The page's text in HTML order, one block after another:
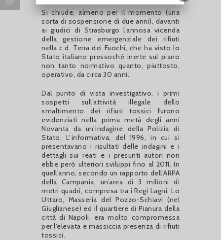
Si chiude, almeno per il momento (una
sorta di sospensione di due anni), davanti
ai giudici di Strasburgo l’annosa vicenda
della gestione emergenziale dei rifiuti
nella c.d. Terra dei Fuochi, che ha visto lo
Stato italiano pressoché inerte sul piano
non tanto normativo quanto, piuttosto,
operativo, da circa 30 anni.
Dal punto di vista investigativo, i primi
sospetti sull’attività illegale dello
smaltimento dei rifiuti tossici furono
evidenziati nella prima metà degli anni
Novanta da un’indagine della Polizia di
Stato, L’informativa, del 1996, in cui si
presentavano i risultati delle indagini e i
dettagli sui reati e i presunti autori non
ebbe però ulteriori sviluppi fino al 2011. In
quell’anno, secondo un rapporto dell’ARPA
della Campania, un’area di 3 milioni di
metri quadri, compresa tra i Regi Lagni, Lo
Uttaro, Masseria del Pozzo-Schiavi (nel
Giuglianese) ed il quartiere di Pianura della
città di Napoli, era molto compromessa
per l’elevata e massiccia presenza di rifiuti
tossici.